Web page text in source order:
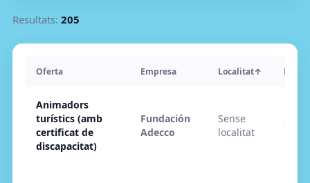
Resultats: 205
Oferta Empresa Localitat↑
Animadors
turístics (amb
certificat de
discapacitat)
Fundación
Adecco
Sense
localitat
15/